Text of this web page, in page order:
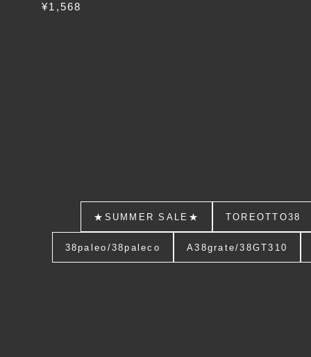
¥1,568
★SUMMER SALE★ TOREOTTO38
38paleo/38paleco A38grate/38GT310